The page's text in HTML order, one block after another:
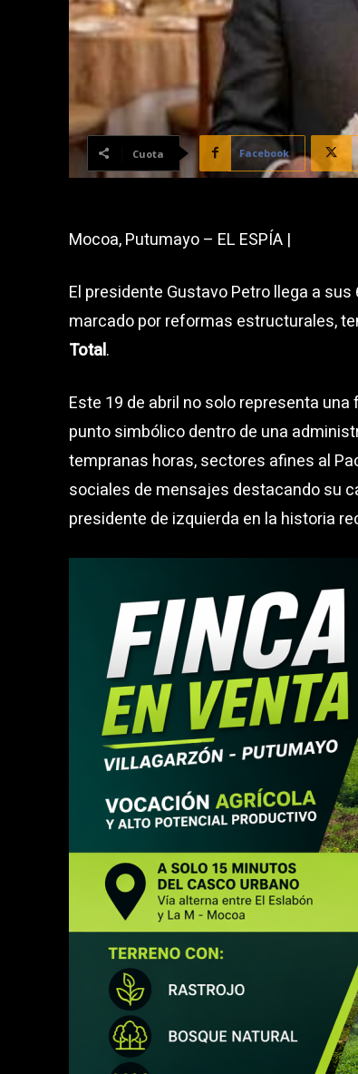
Cuota Facebook
Mocoa, Putumayo – EL ESPÍA |
El presidente Gustavo Petro llega a
marcado por reformas estructurales,
Total.
Este 19 de abril no solo representa
punto simbólico dentro de una
tempranas horas, sectores afines al
sociales de mensajes destacando su
presidente de izquierda en la historia